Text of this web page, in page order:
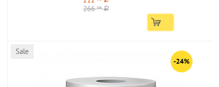
26616 a
Sale
-24%